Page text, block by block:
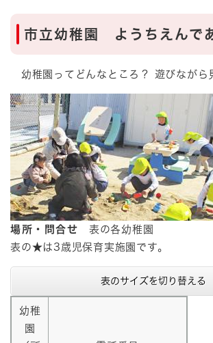
市立幼稚園 ようちえんで
幼稚園ってどんなところ？ 遊びながら
場所・問合せ 表の各幼稚園
​表の★は3歳児保育実施園です。
表のサイズを切り替える
幼稚
園